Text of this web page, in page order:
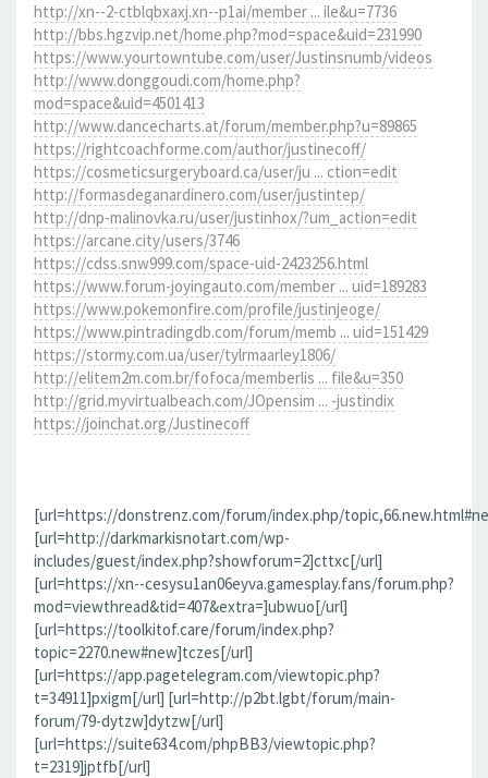
http://xn--2-ctblqbxaxj.xn--p1ai/member ... ile&u=7736
http://bbs.hgzvip.net/home.php?mod=space&uid=231990
https://www.yourtowntube.com/user/Justinsnumb/videos
http://www.donggoudi.com/home.php?
mod=space&uid=4501413
http://www.dancecharts.at/forum/member.php?u=89865
https://rightcoachforme.com/author/justinecoff/
https://cosmeticsurgeryboard.ca/user/ju ... ction=edit
http://formasdeganardinero.com/user/justintep/
http://dnp-malinovka.ru/user/justinhox/?um_action=edit
https://arcane.city/users/3746
https://cdss.snw999.com/space-uid-2423256.html
https://www.forum-joyingauto.com/member ... uid=189283
https://www.pokemonfire.com/profile/justinjeoge/
https://www.pintradingdb.com/forum/memb ... uid=151429
https://stormy.com.ua/user/tylrmaarley1806/
http://elitem2m.com.br/fofoca/memberlis ... file&u=350
http://grid.myvirtualbeach.com/JOpensim ... -justindix
https://joinchat.org/Justinecoff
[url=https://donstrenz.com/forum/index.php/
[url=http://darkmarkisnotart.com/wp-
includes/guest/index.php?showforum=2]cttxc[/url]
[url=https://xn--cesysu1an06eyva.gamesplay.fans/forum.php?
mod=viewthread&tid=407&extra=]ubwuo[/url]
[url=https://toolkitof.care/forum/index.php?
topic=2270.new#new]tczes[/url]
[url=https://app.pagetelegram.com/viewtopic.php?
t=34911]pxigm[/url] [url=http://p2bt.lgbt/forum/main-
forum/79-dytzw]dytzw[/url]
[url=https://suite634.com/phpBB3/viewtopic.php?
t=2319]jptfb[/url]